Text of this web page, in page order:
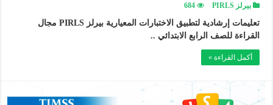
بيرلز PIRLS 684
تعليمات إرشادية لتطبيق الاختبارات المعيارية بيرلز PIRLS مجال
القراءة للصف الرابع الابتدائي ..
أكمل القراءة »